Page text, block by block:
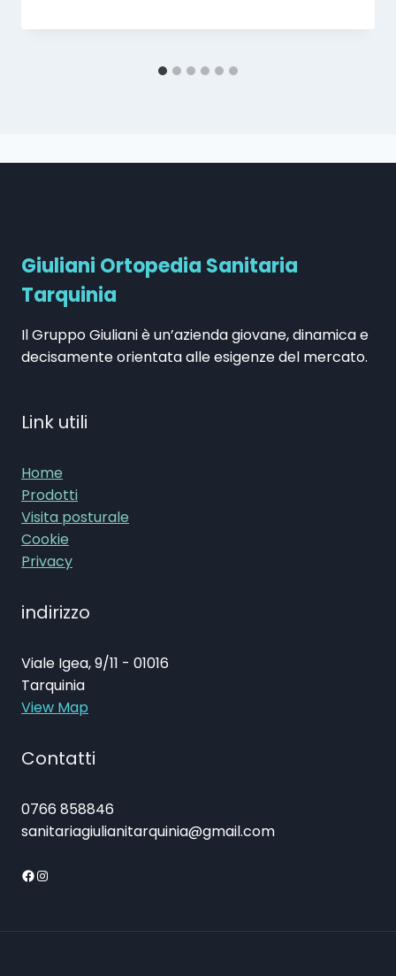
Giuliani Ortopedia Sanitaria
Tarquinia
Il Gruppo Giuliani è un’azienda giovane, dinamica e
decisamente orientata alle esigenze del mercato.
Link utili
Home
Prodotti
Visita posturale
Cookie
Privacy
indirizzo
Viale Igea, 9/11 - 01016
Tarquinia
View Map
Contatti
0766 858846
sanitariagiulianitarquinia@gmail.com